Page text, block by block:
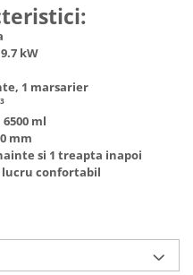
kW
1 marsarier
ml
mm
si 1 treapta inapoi
confortabil